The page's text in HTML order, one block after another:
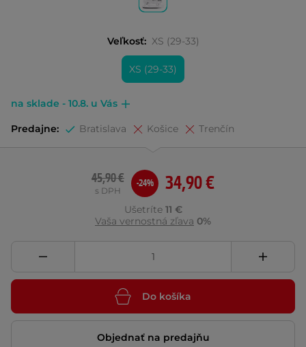
Veľkosť: XS (29-33)
XS (29-33)
na sklade - 10.8. u Vás
Predajne: Bratislava Košice Trenčín
34,90 €
45,90 €
s DPH
-24%
Ušetríte 11 €
Vaša vernostná zľava 0%
Do košíka
Objednať na predajňu